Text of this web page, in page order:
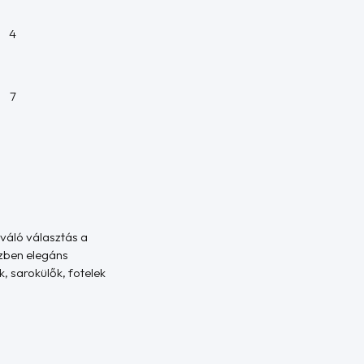
4
7
választás a
elegáns
sarokülők, fotelek